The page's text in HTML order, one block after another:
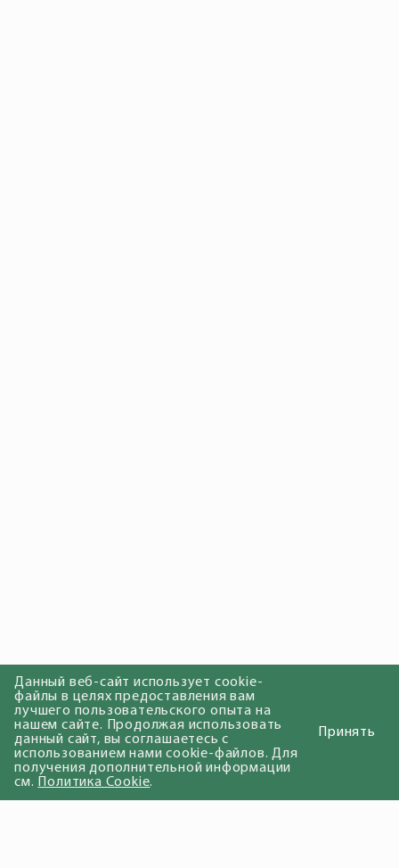
Данный веб-сайт использует cookie-
файлы в целях предоставления вам
лучшего пользовательского опыта на
нашем сайте. Продолжая использовать
данный сайт, вы соглашаетесь с
использованием нами cookie-файлов. Для
получения дополнительной информации
см.
Политика Cookie.
Принять